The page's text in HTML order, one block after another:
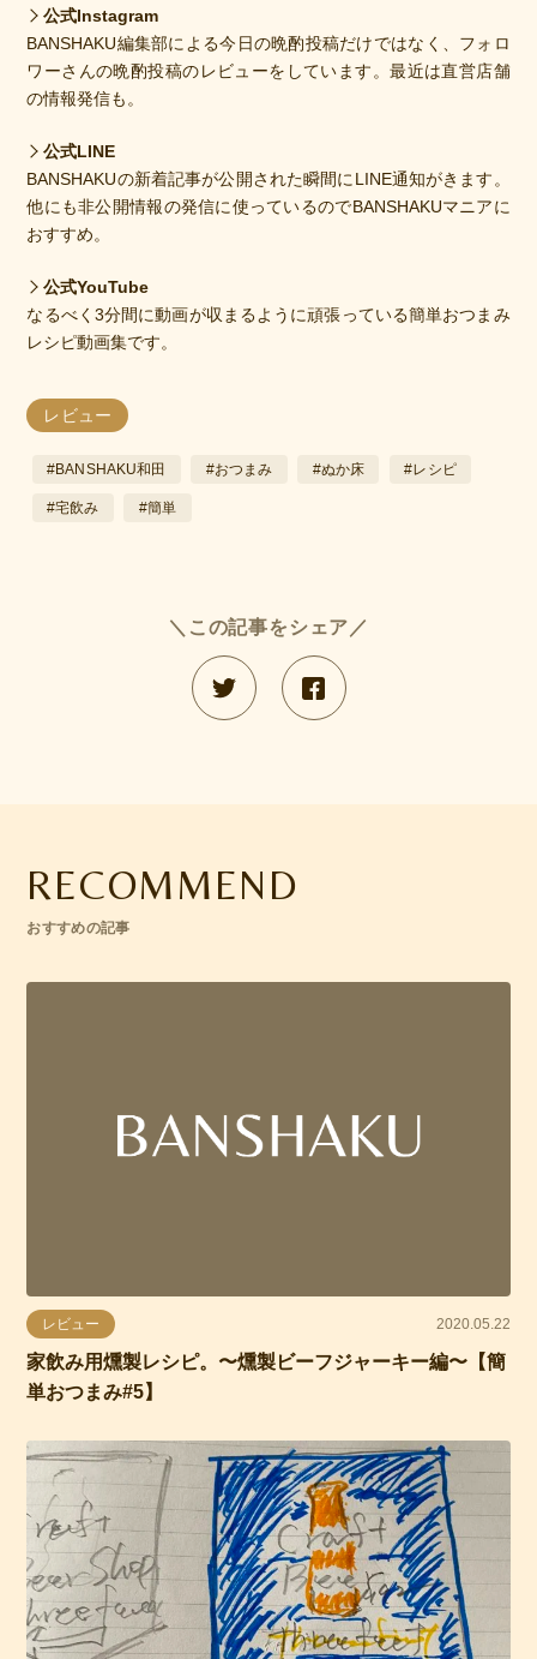
公式Instagram
BANSHAKU編集部による今日の晩酌投稿だけではなく、フォロ
ワーさんの晩酌投稿のレビューをしています。最近は直営店舗
の情報発信も。
公式LINE
BANSHAKUの新着記事が公開された瞬間にLINE通知がきます。
他にも非公開情報の発信に使っているのでBANSHAKUマニアに
おすすめ。
公式YouTube
なるべく3分間に動画が収まるように頑張っている簡単おつまみ
レシピ動画集です。
レビュー
#BANSHAKU和田 #おつまみ #ぬか床 #レシピ
#宅飲み #簡単
＼この記事をシェア／
RECOMMEND
おすすめの記事
レビュー 2020.05.22
家飲み用燻製レシピ。〜燻製ビーフジャーキー編〜【簡
単おつまみ#5】